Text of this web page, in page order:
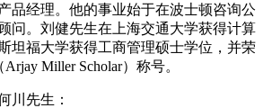
品经理。他的事业始于在波士顿咨询公
问。刘健先生在上海交通大学获得计算
坦福大学获得工商管理硕士学位，并荣
Miller Scholar）称号。
川先生：